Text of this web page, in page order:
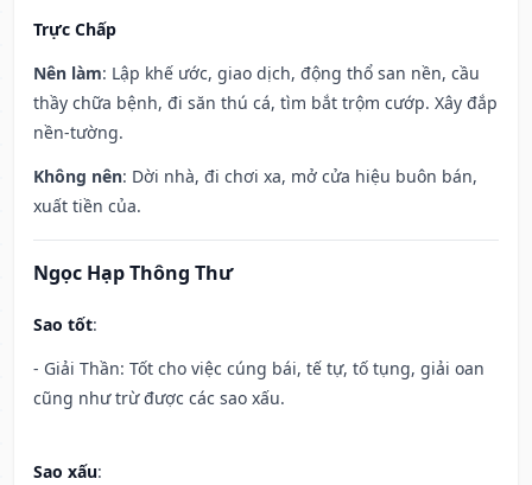
Trực Chấp
Nên làm: Lập khế ước, giao dịch, động thổ san nền, cầu
thầy chữa bệnh, đi săn thú cá, tìm bắt trộm cướp. Xây đắp
nền-tường.
Không nên: Dời nhà, đi chơi xa, mở cửa hiệu buôn bán,
xuất tiền của.
Ngọc Hạp Thông Thư
Sao tốt:
- Giải Thần: Tốt cho việc cúng bái, tế tự, tố tụng, giải oan
cũng như trừ được các sao xấu.
Sao xấu: